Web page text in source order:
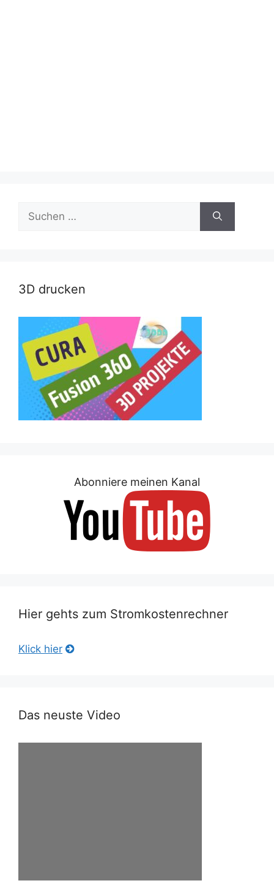
nach:
3D drucken
Abonniere meinen Kanal
Hier gehts zum Stromkostenrechner
Klick hier
Das neuste Video